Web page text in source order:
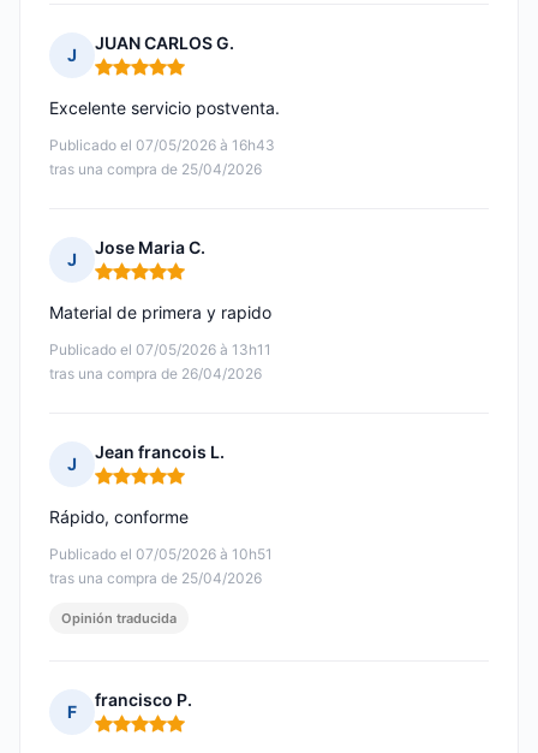
J
JUAN CARLOS G.
Nota: 5 de 5
Publicado el 07/05/2026 à 16h43
tras una compra de 25/04/2026
Excelente servicio postventa.
J
Jose Maria C.
Nota: 5 de 5
Publicado el 07/05/2026 à 13h11
tras una compra de 26/04/2026
Material de primera y rapido
J
Jean francois L.
Nota: 5 de 5
Publicado el 07/05/2026 à 10h51
tras una compra de 25/04/2026
Rápido, conforme
Opinión traducida
F
francisco P.
Nota: 5 de 5